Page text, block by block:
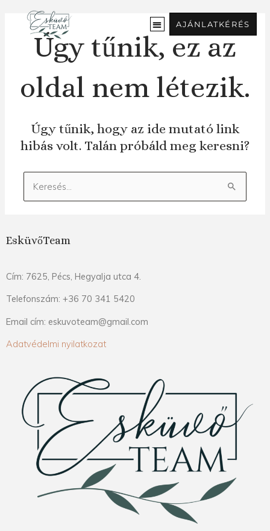
tartalomra
AJÁNLATKÉRÉS
Úgy tűnik, ez az
oldal nem létezik.
Úgy tűnik, hogy az ide mutató link
hibás volt. Talán próbáld meg keresni?
Keresés:
EsküvőTeam
Cím: 7625, Pécs, Hegyalja utca 4.
Telefonszám: +36 70 341 5420
Email cím: eskuvoteam@gmail.com
Adatvédelmi nyilatkozat